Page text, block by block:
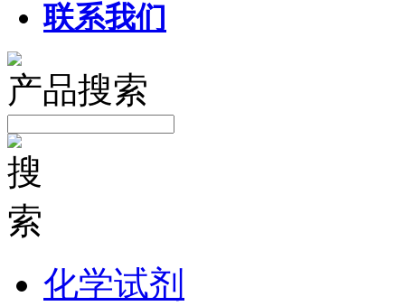
联系我们
产品搜索
化学试剂